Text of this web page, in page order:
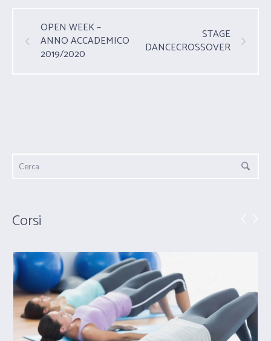
OPEN WEEK –
ANNO ACCADEMICO
2019/2020
STAGE
DANCECROSSOVER
Corsi